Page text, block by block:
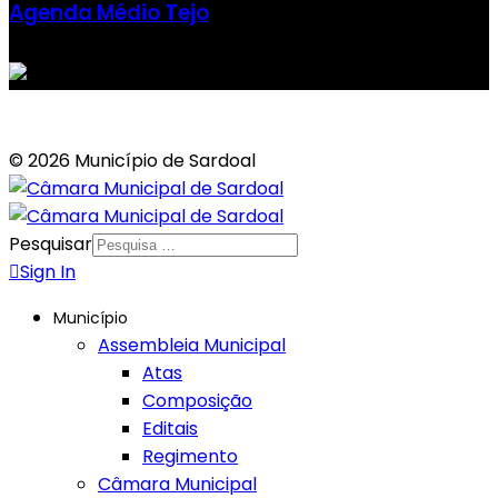
Agenda Médio Tejo
© 2026 Município de Sardoal
Pesquisar
Sign In
Município
Assembleia Municipal
Atas
Composição
Editais
Regimento
Câmara Municipal